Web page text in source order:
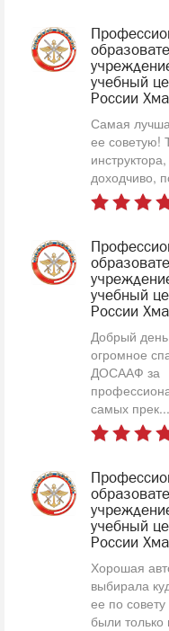
учебный
России
Самая
ее советую!
доходчиво,
учебный
России
Добрый
огромное
ДОСААФ за
самых прек...
учебный
России
Хорошая
выбирала
ее по
были только